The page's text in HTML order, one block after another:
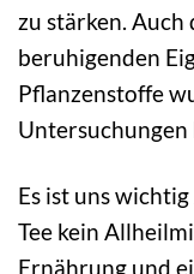
zu stärken.
beruhigenden
Pflanzenstoffe
Untersuchungen
Es ist uns
Tee kein
Ernährung und